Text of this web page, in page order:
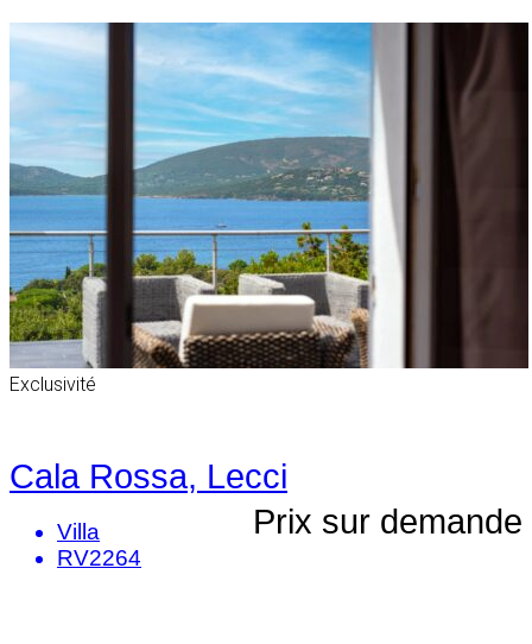
Exclusivité
Cala Rossa, Lecci
Prix sur demande
Villa
RV2264